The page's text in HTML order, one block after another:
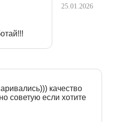
25.01.2026
качество
советую если хотите